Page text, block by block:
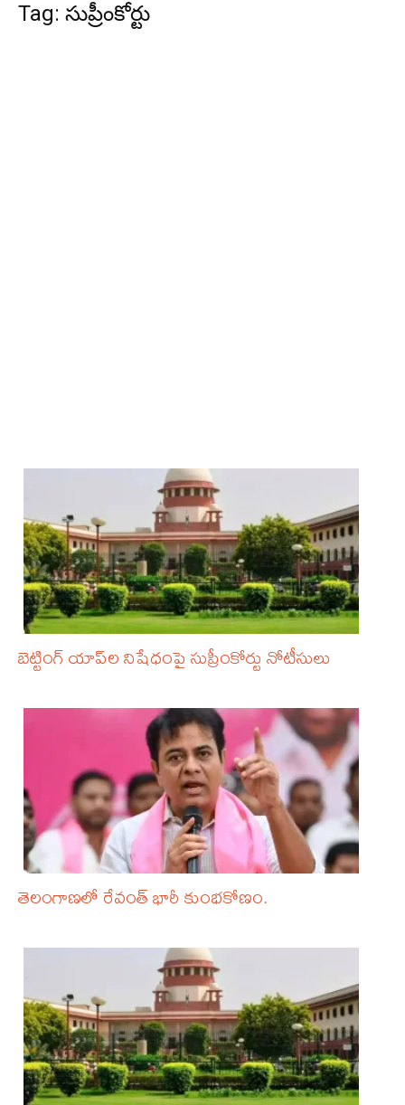
Tag: సుప్రీంకోర్టు
బెట్టింగ్ యాప్‌ల నిషేధంపై సుప్రీంకోర్టు నోటీసులు
తెలంగాణలో రేవంత్ భారీ కుంభకోణం.